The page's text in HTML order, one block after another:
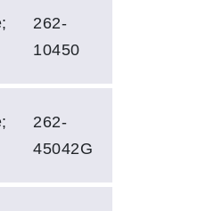
262-
10450
262-
45042G